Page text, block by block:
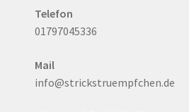
Telefon
01797045336
Mail
info@strickstruempfchen.de